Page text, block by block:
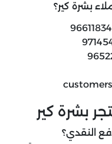
بشرة كير؟
بشرة كير
النقدي؟